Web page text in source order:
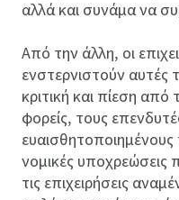
αλλά και συνάμα να
Από την άλλη, οι
ενστερνιστούν αυτές
κριτική και πίεση
φορείς, τους
νομικές
τις επιχειρήσεις